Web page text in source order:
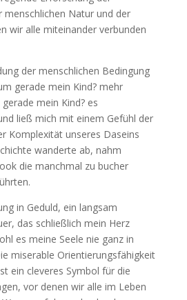
menschlichen Natur und der
wir alle miteinander verbunden
der menschlichen Bedingung
gerade mein Kind? mehr
mein Kind? es
ließ mich mit einem Gefühl der
Komplexität unseres Daseins
wanderte ab, nahm
die manchmal zu bucher
in Geduld, ein langsam
das schließlich mein Herz
es meine Seele nie ganz in
miserable Orientierungsfähigkeit
ein cleveres Symbol für die
vor denen wir alle im Leben